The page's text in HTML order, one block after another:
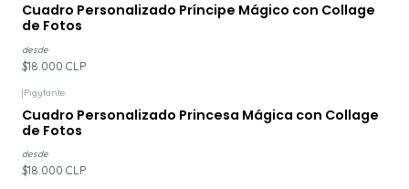
Cuadro Personalizado Príncipe Mágico con Collage
de Fotos
desde
$18.000 CLP
|Pigyfante
Cuadro Personalizado Princesa Mágica con Collage
de Fotos
desde
$18.000 CLP